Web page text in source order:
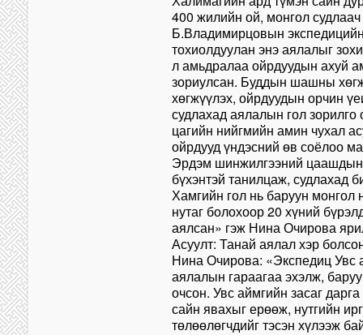
400 жилийн ой, монгол
Б.Владимирцовын
тохиолдуулан энэ аялалыг
л амьдралаа ойрдуудын ахуй
зориулсан. Буддын шашны
хөгжүүлэх, ойрдуудын орчин
судлахад аялалын гол
цагийн нийгмийн амин чухал
ойрдууд үндэсний өв соёлоо
Эрдэм шинжилгээний
бүхэнтэй танилцаж, судлахад
Хамгийн гол нь баруун монгол
нутаг болохоор 20 хүний
аялсан» гэж Нина Очирова
Асуулт: Танай аялал хэр
Нина Очирова: «Экспедиц Увс
аялалын гараагаа эхэлж,
очсон. Увс аймгийн засаг
сайн явахыг ерөөж, нутгийн
төлөөлөгчдийг тэсэн хүлээж